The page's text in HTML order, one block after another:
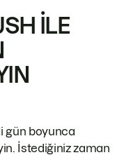
ILE
gün boyunca
İstediğiniz zaman